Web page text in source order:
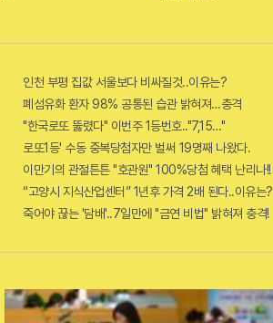
꼭 확인해라!
!
인천 부평 집값 서울보다 비싸질것..이유는?
폐섬유화 환자 98% 공통된 습관 밝혀져…충격
"한국로또 뚫렸다" 이번주 1등번호.."7,15…"
로또1등' 수동 중복당첨자만 벌써 19명째 나왔다.
이만기의 관절튼튼 "호관원" 100%당첨 혜택 난리나!!
“고양시 지식산업센터” 1년후 가격 2배 된다..이유는?
죽어야 끊는 '담배'..7일만에 "금연 비법" 밝혀져 충격!